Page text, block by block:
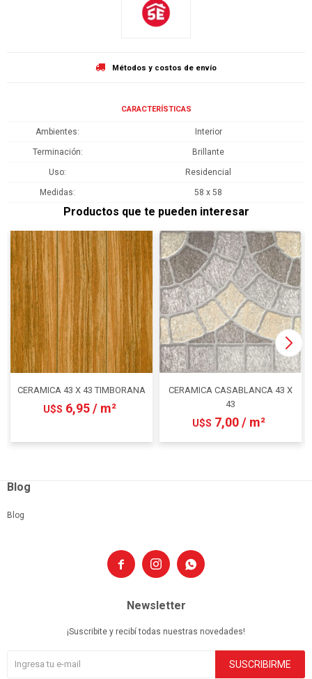
Métodos y costos de envío
CARACTERÍSTICAS
Ambientes Interior
Terminación Brillante
Uso Residencial
Medidas 58 x 58
Productos que te pueden interesar
CERAMICA 43 X 43 TIMBORANA
U$S 6,95 / m²
CERAMICA CASABLANCA 43 X
43
U$S 7,00 / m²
  
Blog
Blog
Newsletter
¡Suscribite y recibí todas nuestras novedades!
SUSCRIBIRME